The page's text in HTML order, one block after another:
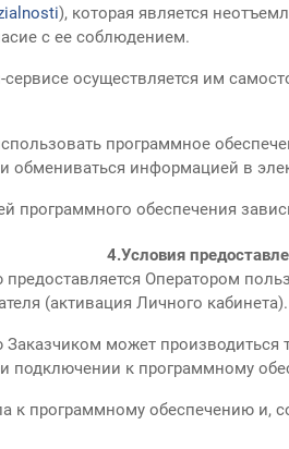
), которая является
с ее соблюдением.
сервисе осуществляется им
программное
обмениваться информацией в
программного обеспечения
4.Условия
Оператором
(активация Личного кабинета).
может производиться
подключении к программному
к программному обеспечению и,